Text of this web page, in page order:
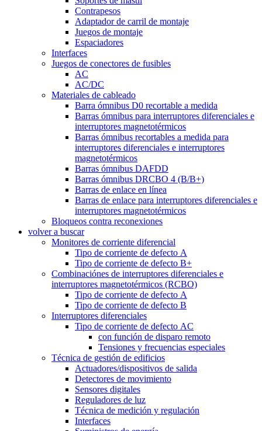
Contrapesos
Adaptador de carril de montaje
Juegos de montaje
Espaciadores
Interfaces
Juegos de conectores de fusibles
AC
AC/DC
Materiales de cableado
Barra ómnibus D0 recortable a medida
Barras ómnibus para interruptores diferenciales e
interruptores magnetotérmicos
Barras ómnibus recortables a medida para
interruptores diferenciales e interruptores
magnetotérmicos
Barras ómnibus DAFDD
Barras ómnibus DRCBO 4 (B/B+)
Barras de enlace en línea
Barras de enlace para interruptores diferenciales e
interruptores magnetotérmicos
Bloqueos contra reconexiones
volver a buscar
Monitores de corriente diferencial
Tipo de corriente de defecto A
Tipo de corriente de defecto B+
Combinaciónes de interruptores diferenciales e
interruptores magnetotérmicos (RCBO)
Tipo de corriente de defecto A
Tipo de corriente de defecto B
Interruptores diferenciales
Tipo de corriente de defecto AC
con función de disparo remoto
Tensiones y frecuencias especiales
Técnica de gestión de edificios
Actuadores/dispositivos de salida
Detectores de movimiento
Sensores digitales
Reguladores de luz
Técnica de medición y regulación
Interfaces